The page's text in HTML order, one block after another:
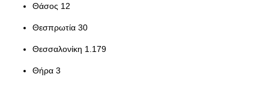
Θάσος 12
Θεσπρωτία 30
Θεσσαλονίκη 1.179
Θήρα 3